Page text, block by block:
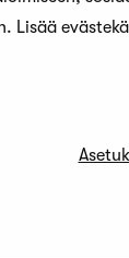
Lisää
Krogius: